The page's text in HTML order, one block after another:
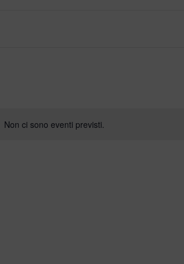
Non ci sono eventi previsti.